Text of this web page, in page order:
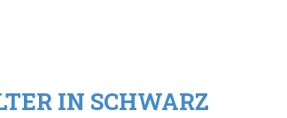
IN SCHWARZ